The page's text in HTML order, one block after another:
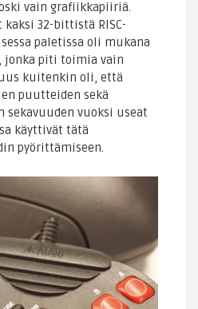
vain grafiikkapiiriä.
32-bittistä RISC-
paletissa oli mukana
jonka piti toimia vain
kuitenkin oli, että
puutteiden sekä
vuoksi useat
käyttivät tätä
pyörittämiseen.